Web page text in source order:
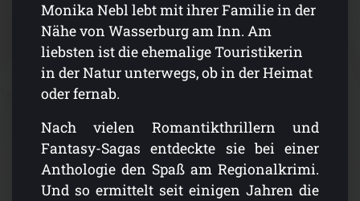
Monika Nebl lebt mit ihrer Familie in der
Nähe von Wasserburg am Inn. Am
liebsten ist die ehemalige Touristikerin
in der Natur unterwegs, ob in der Heimat
oder fernab.
Nach vielen Romantikthrillern und
Fantasy-Sagas entdeckte sie bei einer
Anthologie den Spaß am Regionalkrimi.
Und so ermittelt seit einigen Jahren die